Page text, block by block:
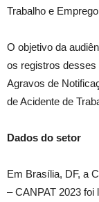
Trabalho e
O objetivo da
os registros desses
Agravos de
de Acidente de
Dados do setor
Em Brasília, DF, a
– CANPAT 2023 foi